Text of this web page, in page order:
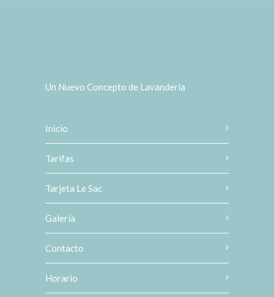
Un Nuevo Concepto de Lavandería
Inicio
Tarifas
Tarjeta Le Sac
Galería
Contacto
Horario